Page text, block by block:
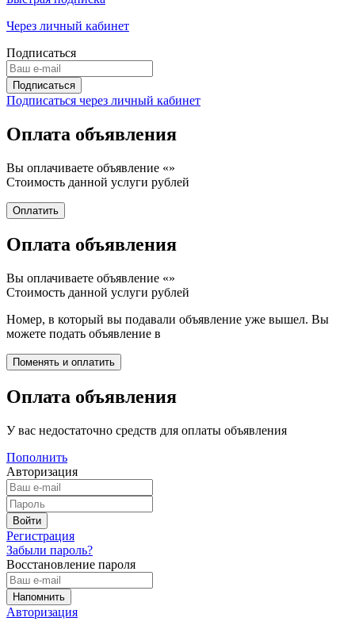
Через личный кабинет
Подписаться
Подписаться через личный кабинет
Оплата объявления
Вы оплачиваете объявление «»
Стоимость данной услуги рублей
Оплата объявления
Вы оплачиваете объявление «»
Стоимость данной услуги рублей
Номер, в который вы подавали объявление уже вышел. Вы
можете подать объявление в
Оплата объявления
У вас недостаточно средств для оплаты объявления
Пополнить
Авторизация
Регистрация
Забыли пароль?
Восстановление пароля
Авторизация